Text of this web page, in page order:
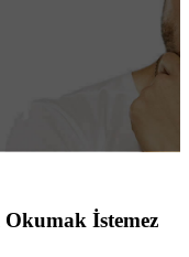
Okumak İstemez